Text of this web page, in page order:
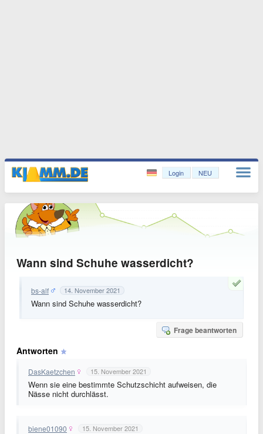
Login NEU
Wann sind Schuhe wasserdicht?
bs-alf 14. November 2021
Wann sind Schuhe wasserdicht?
Frage beantworten
Antworten
DasKaetzchen 15. November 2021
Wenn sie eine bestimmte Schutzschicht aufweisen, die
Nässe nicht durchlässt.
biene01090 15. November 2021